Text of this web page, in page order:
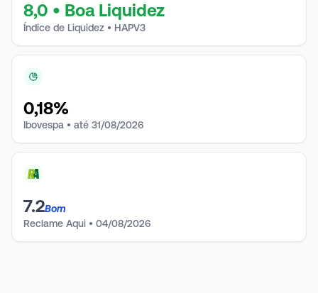
8,0 • Boa Liquidez
Índice de Liquidez • HAPV3
0,18%
Ibovespa • até 31/08/2026
7.2Bom
Reclame Aqui • 04/08/2026